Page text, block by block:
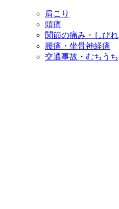
肩こり
頭痛
関節の痛み・しびれ
腰痛・坐骨神経痛
交通事故・むちうち